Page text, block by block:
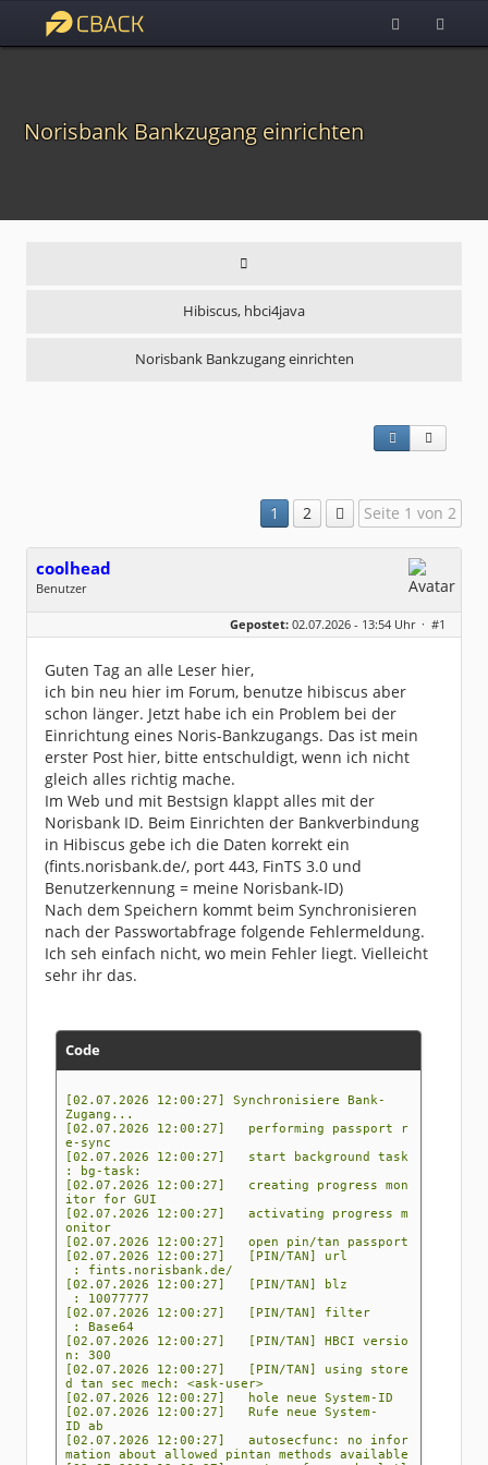
Norisbank Bankzugang einrichten
Hibiscus, hbci4java
Norisbank Bankzugang einrichten
1 2 Seite 1 von 2
coolhead
Benutzer
Geschlecht:
keine Angabe
Dabei seit:
07 / 2026
Gepostet: 02.07.2026 - 13:54 Uhr · #1
Guten Tag an alle Leser hier,
ich bin neu hier im Forum, benutze hibiscus aber
schon länger. Jetzt habe ich ein Problem bei der
Einrichtung eines Noris-Bankzugangs. Das ist mein
erster Post hier, bitte entschuldigt, wenn ich nicht
gleich alles richtig mache.
Im Web und mit Bestsign klappt alles mit der
Norisbank ID. Beim Einrichten der Bankverbindung
in Hibiscus gebe ich die Daten korrekt ein
(fints.norisbank.de/, port 443, FinTS 3.0 und
Benutzerkennung = meine Norisbank-ID)
Nach dem Speichern kommt beim Synchronisieren
nach der Passwortabfrage folgende Fehlermeldung.
Ich seh einfach nicht, wo mein Fehler liegt. Vielleicht
sehr ihr das.
Code
[02.07.2026 12:00:27] Synchronisiere Bank-
Zugang...
[02.07.2026 12:00:27] performing passport r
e-sync
[02.07.2026 12:00:27] start background task
: bg-task:
[02.07.2026 12:00:27] creating progress mon
itor for GUI
[02.07.2026 12:00:27] activating progress m
onitor
[02.07.2026 12:00:27] open pin/tan passport
[02.07.2026 12:00:27] [PIN/TAN] url
: fints.norisbank.de/
[02.07.2026 12:00:27] [PIN/TAN] blz
: 10077777
[02.07.2026 12:00:27] [PIN/TAN] filter
: Base64
[02.07.2026 12:00:27] [PIN/TAN] HBCI versio
n: 300
[02.07.2026 12:00:27] [PIN/TAN] using store
d tan sec mech: <ask-user>
[02.07.2026 12:00:27] hole neue System-ID
[02.07.2026 12:00:27] Rufe neue System-
ID ab
[02.07.2026 12:00:27] autosecfunc: no infor
mation about allowed pintan methods available